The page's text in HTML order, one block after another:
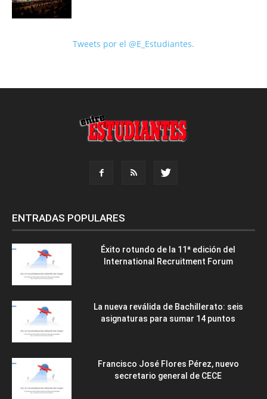
Tweets por el @E_Estudiantes.
ENTRADAS POPULARES
Éxito rotundo de la 11ª edición del
International Recruitment Forum
La nueva reválida de Bachillerato: seis
asignaturas para sumar 14 puntos
Francisco José Flores Pérez, nuevo
secretario general de CECE